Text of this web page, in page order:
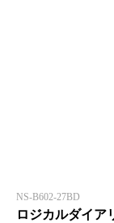
NS-B602-27BD
ロジカルダイア